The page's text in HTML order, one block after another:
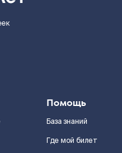
Помощь
База знаний
Где мой билет